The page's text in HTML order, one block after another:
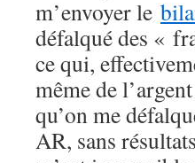
m’envoyer le
défalqué des «
ce qui,
même de
qu’on me
AR, sans